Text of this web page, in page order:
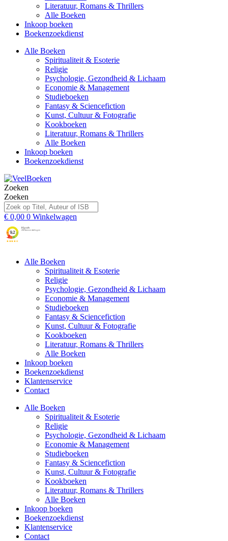
Literatuur, Romans & Thrillers
Alle Boeken
Inkoop boeken
Boekenzoekdienst
Alle Boeken
Spiritualiteit & Esoterie
Religie
Psychologie, Gezondheid & Lichaam
Economie & Management
Studieboeken
Fantasy & Sciencefiction
Kunst, Cultuur & Fotografie
Kookboeken
Literatuur, Romans & Thrillers
Alle Boeken
Inkoop boeken
Boekenzoekdienst
Zoeken
Zoeken
€ 0,00 0 Winkelwagen
Alle Boeken
Spiritualiteit & Esoterie
Religie
Psychologie, Gezondheid & Lichaam
Economie & Management
Studieboeken
Fantasy & Sciencefiction
Kunst, Cultuur & Fotografie
Kookboeken
Literatuur, Romans & Thrillers
Alle Boeken
Inkoop boeken
Boekenzoekdienst
Klantenservice
Contact
Alle Boeken
Spiritualiteit & Esoterie
Religie
Psychologie, Gezondheid & Lichaam
Economie & Management
Studieboeken
Fantasy & Sciencefiction
Kunst, Cultuur & Fotografie
Kookboeken
Literatuur, Romans & Thrillers
Alle Boeken
Inkoop boeken
Boekenzoekdienst
Klantenservice
Contact